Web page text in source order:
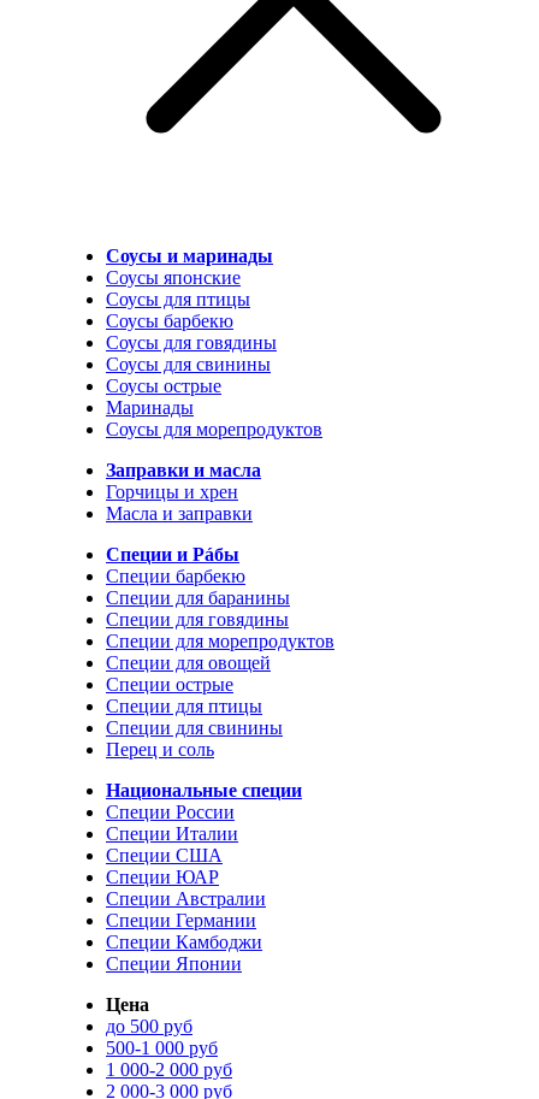
Соусы и маринады
Соусы японские
Соусы для птицы
Соусы барбекю
Соусы для говядины
Соусы для свинины
Соусы острые
Маринады
Соусы для морепродуктов
Заправки и масла
Горчицы и хрен
Масла и заправки
Специи и Рáбы
Специи барбекю
Специи для баранины
Специи для говядины
Специи для морепродуктов
Специи для овощей
Специи острые
Специи для птицы
Специи для свинины
Перец и соль
Национальные специи
Специи России
Специи Италии
Специи США
Специи ЮАР
Специи Австралии
Специи Германии
Специи Камбоджи
Специи Японии
Цена
до 500 руб
500-1 000 руб
1 000-2 000 руб
2 000-3 000 руб